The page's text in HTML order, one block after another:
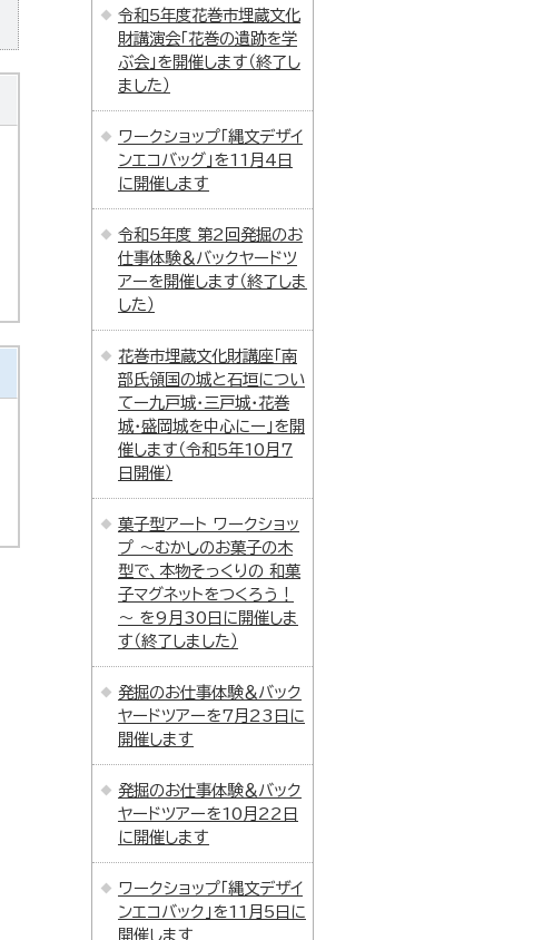
令和5年度花巻市埋蔵文化
財講演会「花巻の遺跡を学
ぶ会」を開催します（終了し
ました）
ワークショップ「縄文デザイ
ンエコバッグ」を11月4日
に開催します
令和5年度 第2回発掘のお
仕事体験＆バックヤードツ
アーを開催します（終了しま
した）
花巻市埋蔵文化財講座「南
部氏領国の城と石垣につい
てー九戸城・三戸城・花巻
城・盛岡城を中心にー」を開
催します（令和5年10月7
日開催）
菓子型アート ワークショッ
プ ～むかしのお菓子の木
型で、本物そっくりの 和菓
子マグネットをつくろう！
～ を9月30日に開催しま
す（終了しました）
発掘のお仕事体験＆バック
ヤードツアーを7月23日に
開催します
発掘のお仕事体験＆バック
ヤードツアーを10月22日
に開催します
ワークショップ「縄文デザイ
ンエコバック」を11月5日に
開催します